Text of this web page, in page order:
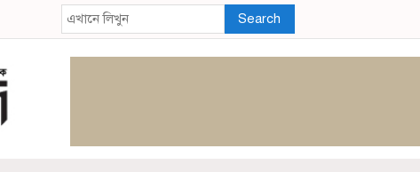
Search